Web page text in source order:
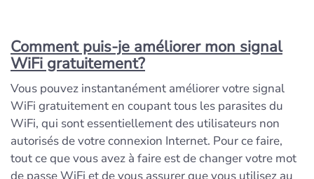
Comment puis-je améliorer mon signal
WiFi gratuitement?
Vous pouvez instantanément améliorer votre signal
WiFi gratuitement en coupant tous les parasites du
WiFi, qui sont essentiellement des utilisateurs non
autorisés de votre connexion Internet. Pour ce faire,
tout ce que vous avez à faire est de changer votre mot
de passe WiFi et de vous assurer que vous utilisez au